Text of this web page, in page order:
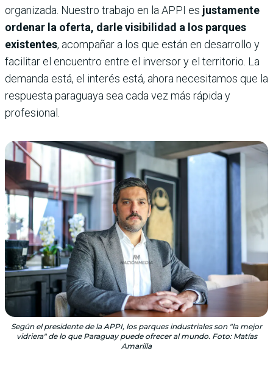
organizada. Nuestro trabajo en la APPI es justamente
ordenar la oferta, darle visibilidad a los parques
existentes, acompañar a los que están en desarrollo y
facilitar el encuentro entre el inversor y el territorio. La
demanda está, el interés está, ahora necesitamos que la
respuesta paraguaya sea cada vez más rápida y
profesional.
Según el presidente de la APPI, los parques industriales son "la mejor
vidriera" de lo que Paraguay puede ofrecer al mundo. Foto: Matías
Amarilla